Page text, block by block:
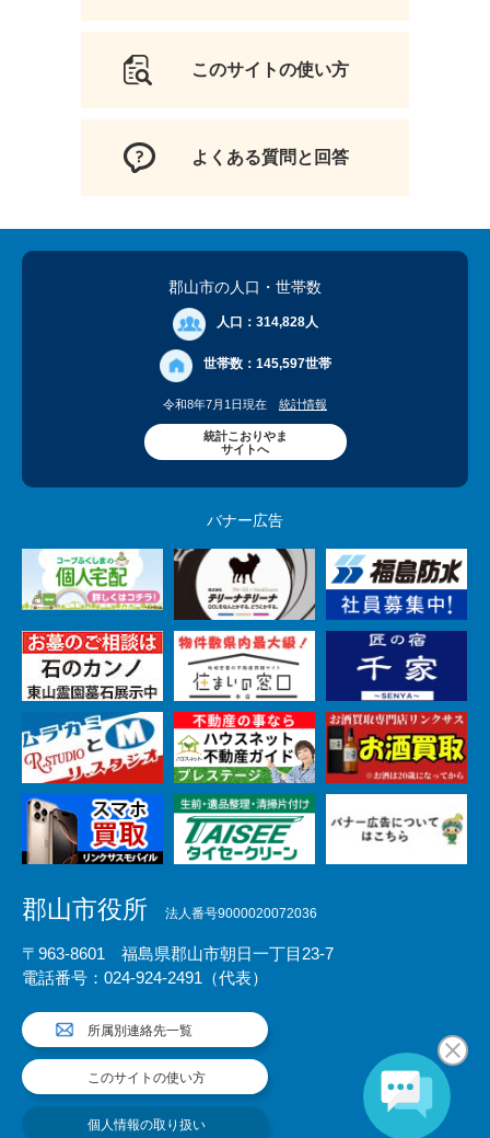
このサイトの使い方
よくある質問と回答
郡山市の人口 ・世帯数
人口： 314,828人
世帯数： 145,597世帯
令和8年7月1日現在 統計情報
統計こおりやま
サイトへ
バナー広告
郡山市役所 法人番号9000020072036
〒963-8601 福島県郡山市朝日一丁目23-7
電話番号：024-924-2491（代表）
所属別連絡先一覧
このサイトの使い方
個人情報の取り扱い